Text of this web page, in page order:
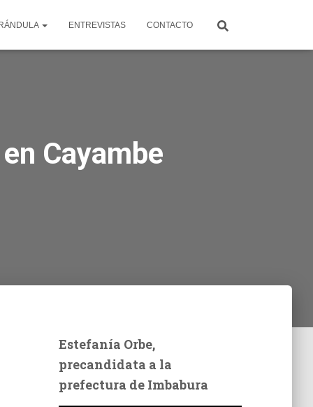
ENTREVISTAS CONTACTO
Cayambe
Estefanía Orbe,
precandidata a la
prefectura de Imbabura